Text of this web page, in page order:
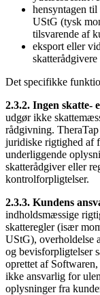
hensyntagen
UStG (tysk
tilsvarende af
eksport eller
skatterådgivere
Det specifikke
2.3.2. Ingen skatte-
udgør ikke
rådgivning.
juridiske rigtighed af
underliggende
skatterådgiver eller
kontrolforpligtelser.
2.3.3. Kundens
indholdsmæssige
skatteregler (især
UStG), overholdelse
og bevisforpligtelser
oprettet af
ikke ansvarlig for
oplysninger fra